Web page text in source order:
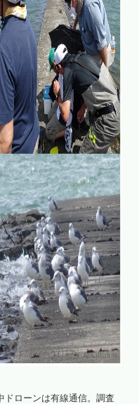
ドローンは有線通信。調査